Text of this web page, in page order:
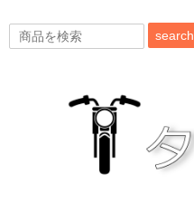
search